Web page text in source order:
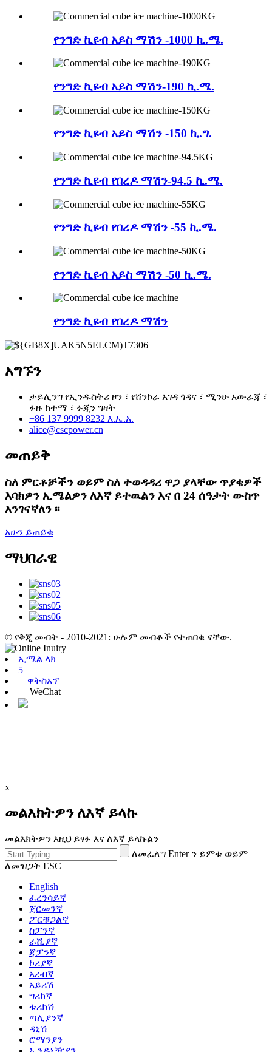
የንግድ ኪዩብ አይስ ማሽን -1000 ኪ.ሜ.
የንግድ ኪዩብ አይስ ማሽን-190 ኪ.ሜ.
የንግድ ኪዩብ አይስ ማሽን -150 ኪ.ግ.
የንግድ ኪዩብ የበረዶ ማሽን-94.5 ኪ.ሜ.
የንግድ ኪዩብ የበረዶ ማሽን -55 ኪ.ሜ.
የንግድ ኪዩብ አይስ ማሽን -50 ኪ.ሜ.
የንግድ ኪዩብ የበረዶ ማሽን
አግኙን
ታይሊንግ የኢንዱስትሪ ዞን ፣ የሸንኮራ አገዳ ጎዳና ፣ ሚንሁ አውራጃ ፣
ፉዙ ከተማ ፣ ፉጂን ግዛት
+86 137 9999 8232 እ.ኤ.አ.
alice@cscpower.cn
መጠይቅ
ስለ ምርቶቻችን ወይም ስለ ተወዳዳሪ ዋጋ ያላቸው ጥያቄዎች
እባክዎን ኢሜልዎን ለእኛ ይተዉልን እና በ 24 ሰዓታት ውስጥ
እንገናኛለን ፡፡
አሁን ይጠይቁ
ማህበራዊ
© የቅጂ መብት - 2010-2021: ሁሉም መብቶች የተጠበቁ ናቸው.
ኢሜል ላክ
5
ዋትስአፕ
WeChat
x
መልእክትዎን ለእኛ ይላኩ
መልእክትዎን እዚህ ይፃፉ እና ለእኛ ይላኩልን
ለመፈለግ Enter ን ይምቱ ወይም
ለመዝጋት ESC
English
ፈረንሳይኛ
ጀርመንኛ
ፖርቹጋልኛ
ስፓንኛ
ራሺያኛ
ጃፓንኛ
ኮሪያኛ
አረብኛ
አይሪሽ
ግሪክኛ
ቱሪክሽ
ጣሊያንኛ
ዳኒሽ
ሮማንያን